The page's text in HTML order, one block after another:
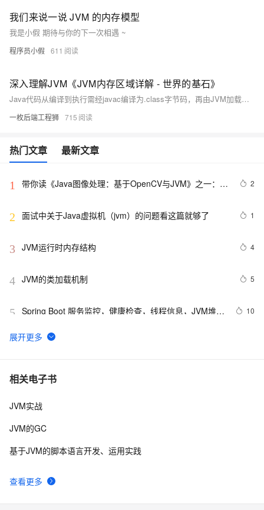
我们来说一说 JVM 的内存模型
我是小假 期待与你的下一次相遇 ~
程序员小假 611
深入理解JVM《JVM内存区域详解 - 世界的基石》
Java代码从编译到执行需经javac编译为.class字节码，再由JVM加载运行。JVM内存分为线程私有（程序计数器、虚拟机栈、本地方法栈）和线程共享（堆、方法区）区域，其中堆是GC主战场，方法区在JDK 8+演变为使用本地内存的元空间，直接内存则用于提升NIO性能，但可能引发OOM。
一枚后端工程狮 715
热门文章 最新文章
1
带你读《Java图像处理：基于OpenCV与JVM》之一：基
2
2 面试中关于Java虚拟机（jvm）的问题看这篇就够了 1
3 JVM运行时内存结构 4
4 JVM的类加载机制 5
5 Spring Boot 服务监控，健康检查，线程信息，JVM堆信
10
6
JVM 内存分析神器 MAT: Shallow Heap Vs Retained
7 Arthas vmtool（从 jvm 里查询对象，执行 forceGc）
8 JVM语言生态发展简史
相关电子书
查看更多
JVM实战
JVM的GC
基于JVM的脚本语言开发、运用实践